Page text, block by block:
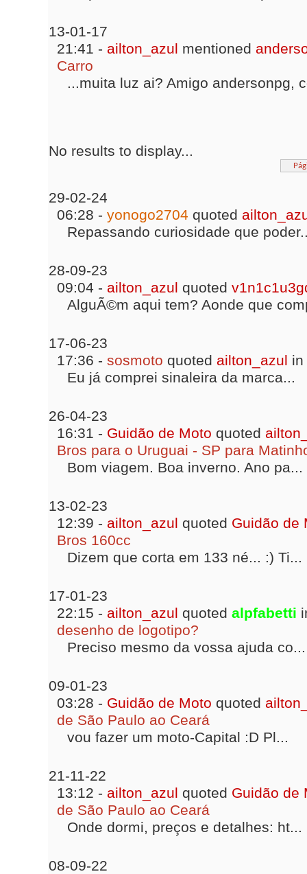
13-01-17
21:41 - ailton_azul mentioned
Carro
...muita luz ai? Amigo andersonpg,
No results to display...
29-02-24
06:28 - yonogo2704 quoted
Repassando curiosidade que
28-09-23
09:04 - ailton_azul quoted
AlguÃ©m aqui tem? Aonde que
17-06-23
17:36 - sosmoto quoted ailton_azul
Eu já comprei sinaleira da marca...
26-04-23
16:31 - Guidão de Moto quoted
Bros para o Uruguai - SP para
Bom viagem. Boa inverno. Ano pa...
13-02-23
12:39 - ailton_azul quoted Guidão de
Bros 160cc
Dizem que corta em 133 né... :) Ti...
17-01-23
22:15 - ailton_azul quoted alpfabetti
desenho de logotipo?
Preciso mesmo da vossa ajuda co...
09-01-23
03:28 - Guidão de Moto quoted
de São Paulo ao Ceará
vou fazer um moto-Capital :D Pl...
21-11-22
13:12 - ailton_azul quoted Guidão de
de São Paulo ao Ceará
Onde dormi, preços e detalhes: ht...
08-09-22